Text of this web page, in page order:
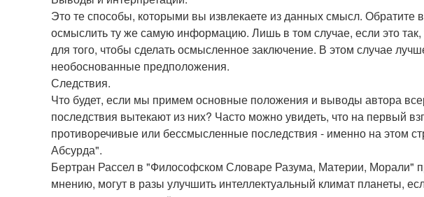
Это те способы, которыми вы извлекаете из данных смысл. Обратите
осмыслить ту же самую информацию. Лишь в том случае, если это
для того, чтобы сделать осмысленное заключение. В этом случае
необоснованные предположения.
Следствия.
Что будет, если мы примем основные положения и выводы автора
последствия вытекают из них? Часто можно увидеть, что на первый
противоречивые или бессмысленные последствия - именно на этом
Абсурда".
Бертран Рассел в "Философском Словаре Разума, Материи, Морали"
мнению, могут в разы улучшить интеллектуальный климат планеты,